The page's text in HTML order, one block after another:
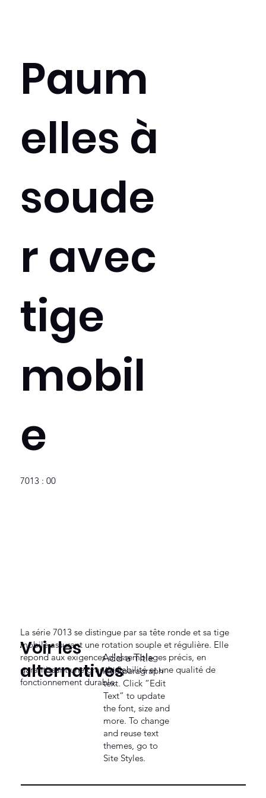
Paum
elles à
soude
r avec
tige
mobil
e
7013 : 00
La série 7013 se distingue par sa tête ronde et sa tige
mobile assurant une rotation souple et régulière. Elle
répond aux exigences d’assemblages précis, en
garantissant une grande fiabilité et une qualité de
fonctionnement durable.
Voir les
alternativesAdd paragraph
text. Click “Edit
Text” to update
the font, size and
more. To change
and reuse text
themes, go to
Site Styles.
Add a Title